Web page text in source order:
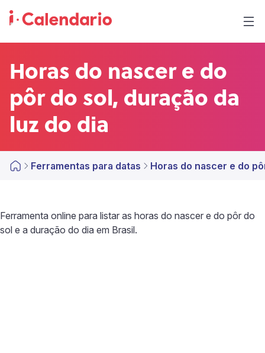
Horas do nascer e do
pôr do sol, duração da
luz do dia
Ferramentas para datas Horas do nascer e do
Ferramenta online para listar as horas do nascer e do pôr do
sol e a duração do dia em Brasil.